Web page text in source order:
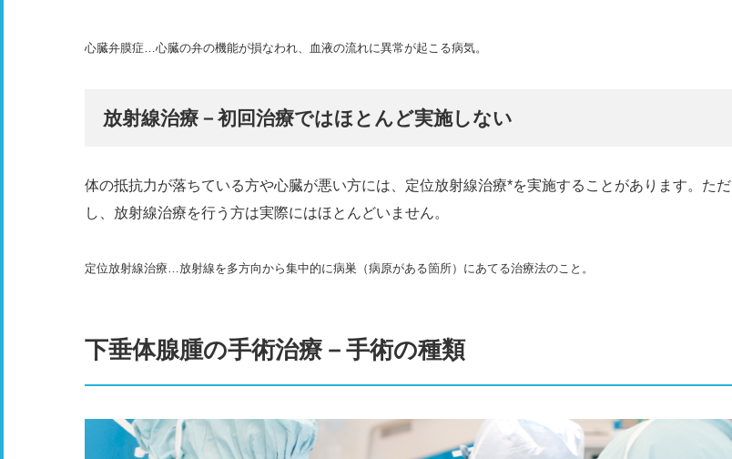
心臓弁膜症…心臓の弁の機能が損なわれ、血液の流れに異常が起こる病気。
放射線治療－初回治療ではほとんど実施しない
体の抵抗力が落ちている方や心臓が悪い方には、定位放射線治療*を実施することがあります。ただ
し、放射線治療を行う方は実際にはほとんどいません。
定位放射線治療…放射線を多方向から集中的に病巣（病原がある箇所）にあてる治療法のこと。
下垂体腺腫の手術治療－手術の種類